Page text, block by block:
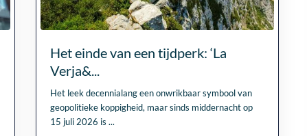
Het einde van een tijdperk: ‘La
Verja&...
Het leek decennialang een onwrikbaar symbool van
geopolitieke koppigheid, maar sinds middernacht op
15 juli 2026 is ...